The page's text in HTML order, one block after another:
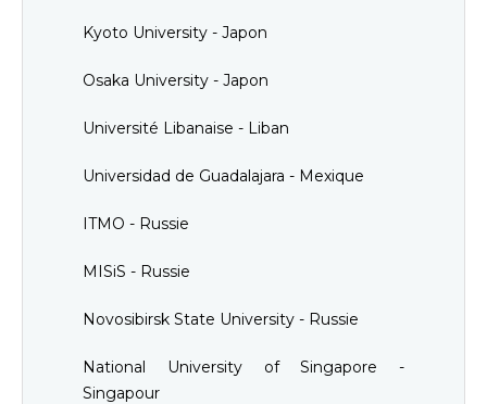
Kyoto University - Japon
Osaka University - Japon
Université Libanaise - Liban
Universidad de Guadalajara - Mexique
ITMO - Russie
MISiS - Russie
Novosibirsk State University - Russie
National University of Singapore -
Singapour